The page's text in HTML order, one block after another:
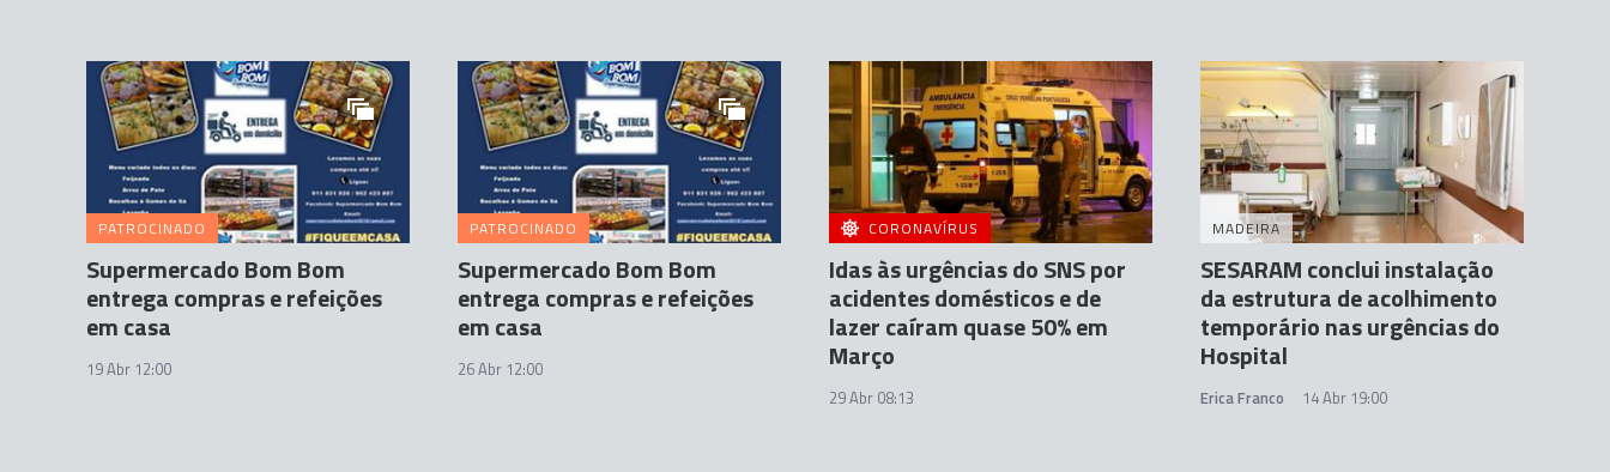
PATROCINADO
Supermercado Bom Bom
entrega compras e refeições
em casa
19 Abr 12:00
PATROCINADO
Supermercado Bom Bom
entrega compras e refeições
em casa
26 Abr 12:00
CORONAVÍRUS
Idas às urgências do SNS por
acidentes domésticos e de
lazer caíram quase 50% em
Março
29 Abr 08:13
MADEIRA
SESARAM conclui instalação
da estrutura de acolhimento
temporário nas urgências do
Hospital
Erica Franco 14 Abr 19:00